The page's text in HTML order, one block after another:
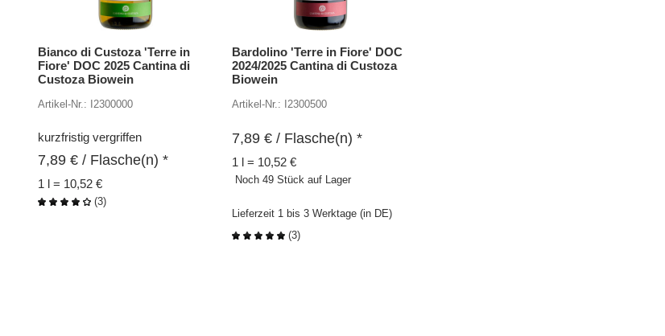
Bianco di Custoza 'Terre in
Fiore' DOC 2025 Cantina di
Custoza Biowein
Artikel-Nr.: I2300000
kurzfristig vergriffen
7,89 € / Flasche(n) *
1 l = 10,52 €
(3)
Bardolino 'Terre in Fiore' DOC
2024/2025 Cantina di Custoza
Biowein
Artikel-Nr.: I2300500
7,89 € / Flasche(n) *
1 l = 10,52 €
Noch 49 Stück auf Lager
Lieferzeit 1 bis 3 Werktage (in DE)
(3)